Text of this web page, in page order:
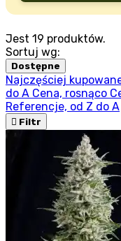
Jest 19 produktów.
Sortuj wg:
Dostępne
Najczęściej
do A Cena, rosnąco
Referencje, od Z do A
 Filtr